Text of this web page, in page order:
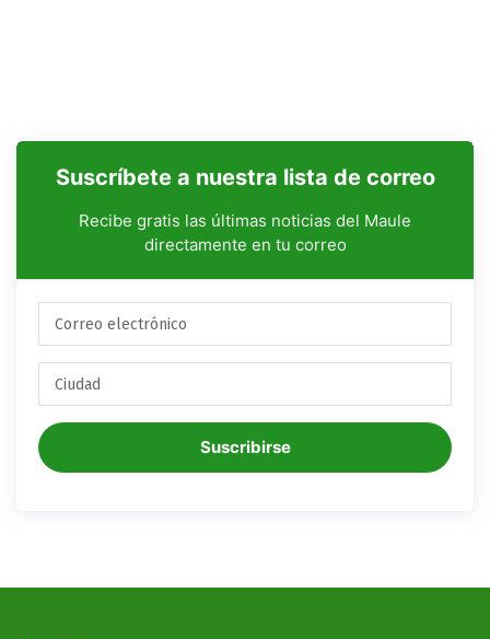
Suscríbete a nuestra lista de correo
Recibe gratis las últimas noticias del Maule
directamente en tu correo
Suscribirse